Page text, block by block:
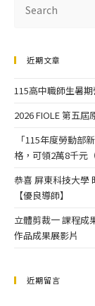
近期文章
115高中職師生暑
2026 FIOLE 第五
「115年度勞動部
格，可領2萬8千元
恭喜 屏東科技大學
【優良導師】
立體剪裁一 課程成
作品成果展影片
近期留言